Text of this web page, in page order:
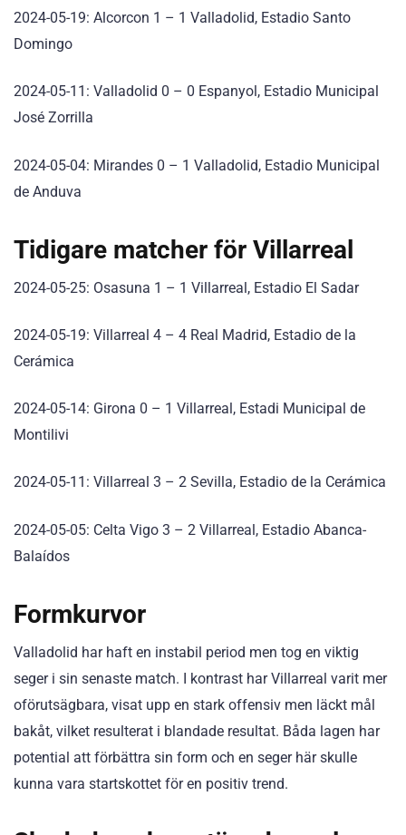
2024-05-19: Alcorcon 1 – 1 Valladolid, Estadio Santo
Domingo
2024-05-11: Valladolid 0 – 0 Espanyol, Estadio Municipal
José Zorrilla
2024-05-04: Mirandes 0 – 1 Valladolid, Estadio Municipal
de Anduva
Tidigare matcher för Villarreal
2024-05-25: Osasuna 1 – 1 Villarreal, Estadio El Sadar
2024-05-19: Villarreal 4 – 4 Real Madrid, Estadio de la
Cerámica
2024-05-14: Girona 0 – 1 Villarreal, Estadi Municipal de
Montilivi
2024-05-11: Villarreal 3 – 2 Sevilla, Estadio de la Cerámica
2024-05-05: Celta Vigo 3 – 2 Villarreal, Estadio Abanca-
Balaídos
Formkurvor
Valladolid har haft en instabil period men tog en viktig
seger i sin senaste match. I kontrast har Villarreal varit mer
oförutsägbara, visat upp en stark offensiv men läckt mål
bakåt, vilket resulterat i blandade resultat. Båda lagen har
potential att förbättra sin form och en seger här skulle
kunna vara startskottet för en positiv trend.